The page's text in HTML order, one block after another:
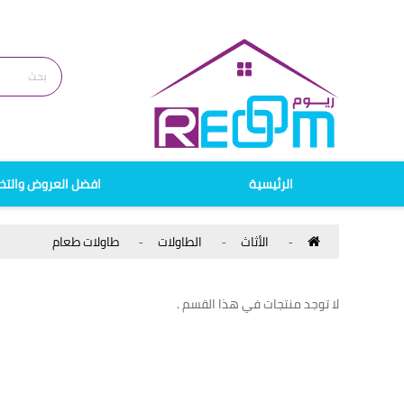
الرئيسية افضل العروض
الأثاث الطاولات طاولات طعام
لا توجد منتجات في هذا القسم .